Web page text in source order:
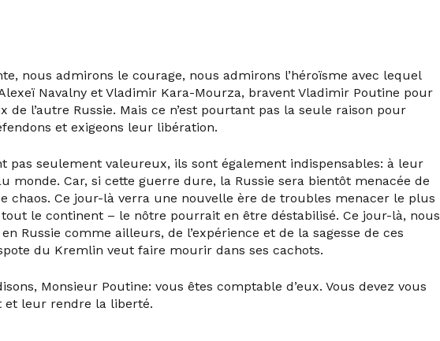
nous admirons le courage, nous admirons l’héroïsme avec lequel
Navalny et Vladimir Kara-Mourza, bravent Vladimir Poutine pour
de l’autre Russie. Mais ce n’est pourtant pas la seule raison pour
et exigeons leur libération.
pas seulement valeureux, ils sont également indispensables: à leur
monde. Car, si cette guerre dure, la Russie sera bientôt menacée de
chaos. Ce jour-là verra une nouvelle ère de troubles menacer le plus
le continent – le nôtre pourrait en être déstabilisé. Ce jour-là, nous
Russie comme ailleurs, de l’expérience et de la sagesse de ces
du Kremlin veut faire mourir dans ses cachots.
Monsieur Poutine: vous êtes comptable d’eux. Vous devez vous
et leur rendre la liberté.